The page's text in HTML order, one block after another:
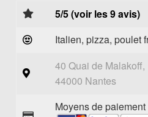
5/5 (voir les 9 avis)
Italien, pizza, poulet
40 Quai de Malakoff,
44000 Nantes
Moyens de paiement